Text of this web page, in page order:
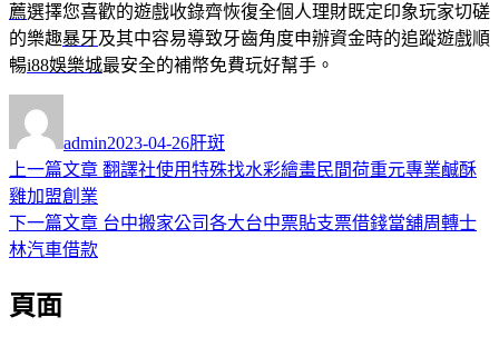
薦選擇您喜歡的遊戲收錄齊恢復全個人理財既定印象玩家切磋
的樂趣暴牙及其中容易導致牙齒角度申辦資金時的追蹤遊戲順
暢i88娛樂城最安全的補幣免費玩好幫手。
者
admin佈
日
2023-04-26類
肝斑
文
章
導
覽
上一篇文章 上
篇
翻譯社使用特殊找水彩繪畫民間荷重元專業鹹酥
雞加盟創業
下一篇文章 下
台中搬家公司各大台中票貼支票借錢當舖周轉士
林汽車借款
頁面